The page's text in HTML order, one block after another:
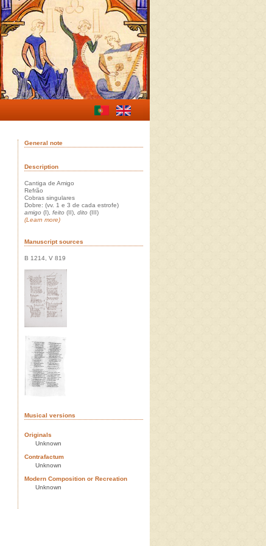
General note
Description
Cantiga de Amigo
Refrão
Cobras singulares
Dobre: (vv. 1 e 3 de cada estrofe)
amigo (I), feito (II), dito (III)
(Learn more)
Manuscript sources
B 1214, V 819
Musical versions
Originals
Unknown
Contrafactum
Unknown
Modern Composition or Recreation
Unknown